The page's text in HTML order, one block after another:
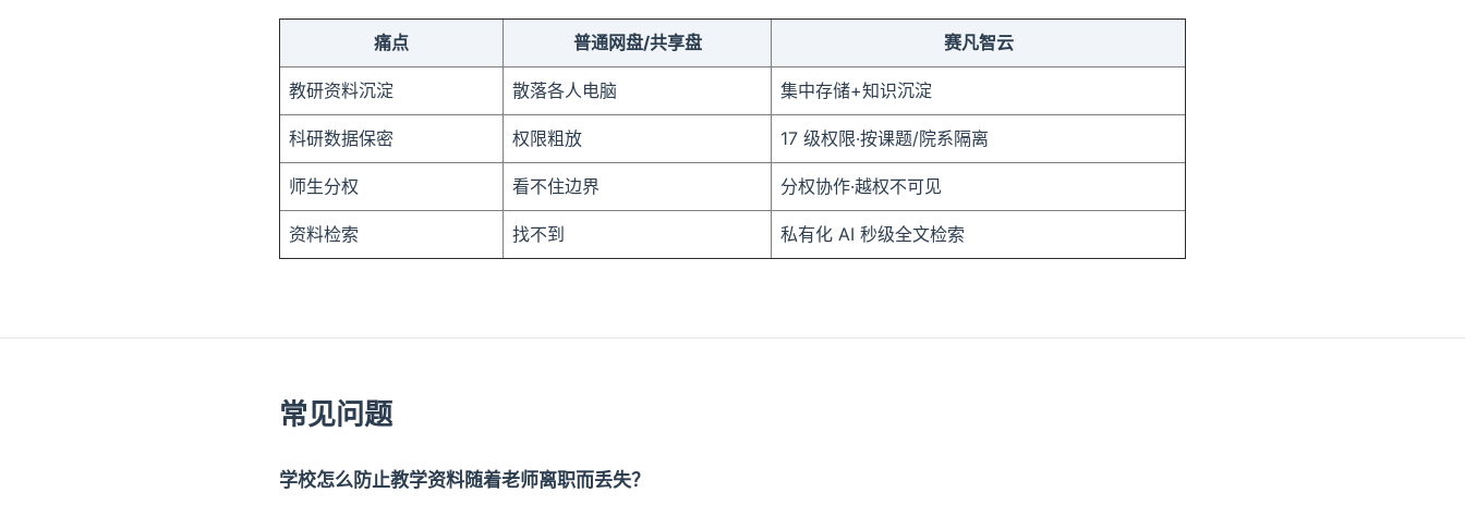
痛点 普通网盘/共享盘 赛凡智云
教研资料沉淀 散落各人电脑 集中存储+知识沉淀
科研数据保密 权限粗放 17 级权限·按课题/院系隔离
师生分权 看不住边界 分权协作·越权不可见
资料检索 找不到 私有化 AI 秒级全文检索
常见问题
学校怎么防止教学资料随着老师离职而丢失？